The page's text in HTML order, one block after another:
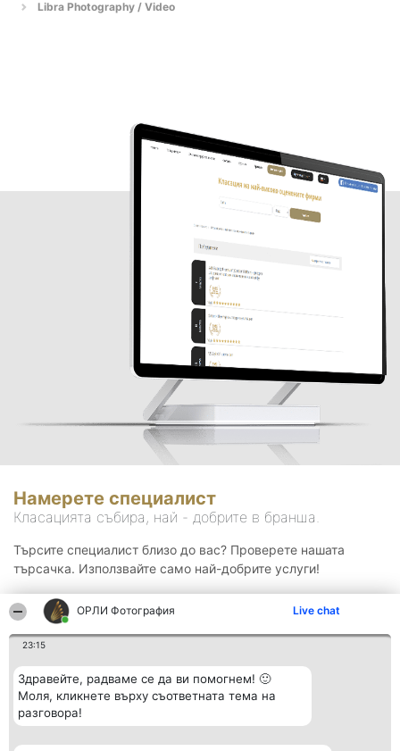
ОРЛИ Фотография Live chat
23:15
Здравейте, радваме се да ви помогнем! 🙂
Моля, кликнете върху съответната тема на
разговора!
Libra Photography / Video
Намерете специалист
Класацията събира, най - добрите в бранша.
Търсите специалист близо до вас? Проверете нашата
търсачка. Използвайте само най-добрите услуги!